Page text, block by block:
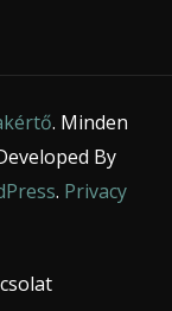
. Minden
By
. Privacy